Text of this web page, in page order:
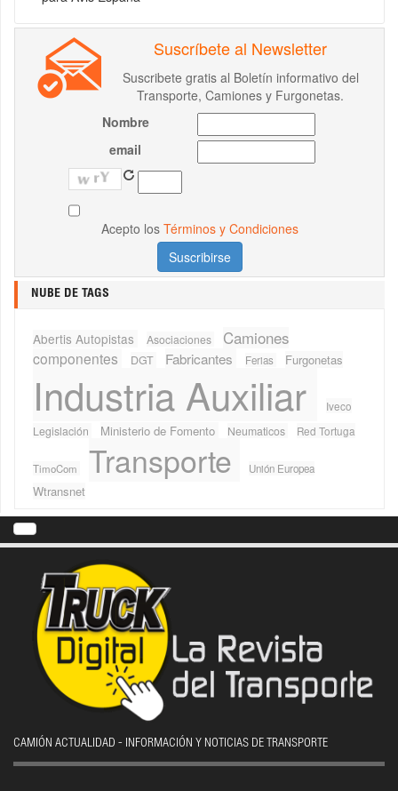
Suscríbete al Newsletter
Suscribete gratis al Boletín informativo del
Transporte, Camiones y Furgonetas.
Nombre
email
Acepto los Términos y Condiciones
NUBE DE TAGS
Abertis Autopistas Asociaciones Camiones
componentes DGT Fabricantes Ferias Furgonetas
Industria Auxiliar
Iveco
Legislación
Ministerio de Fomento Neumaticos Red Tortuga
TimoCom Transporte Unión Europea
Wtransnet
CAMIÓN ACTUALIDAD - INFORMACIÓN Y NOTICIAS DE TRANSPORTE